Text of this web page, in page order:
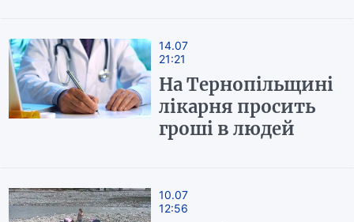
14.07
21:21
На Тернопільщині
лікарня просить
гроші в людей
10.07
12:56